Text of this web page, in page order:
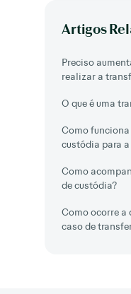
Artigos
Preciso
realizar a
O que é uma
Como
custódia para a
Como
de custódia?
Como ocorre a
caso de